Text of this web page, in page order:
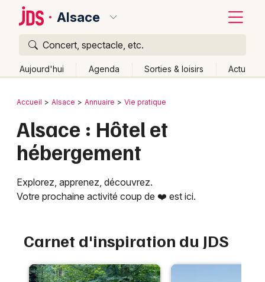
Alsace
Concert, spectacle, etc.
Aujourd'hui Agenda Sorties & loisirs Actu
Publier un événement
Grands événements
Activité & Expérience
Foires & salons
Bordeaux
Colmar
Lyon
Mulhouse
Montpellier
Retour
Accueil Alsace Annuaire Vie pratique
Alsace : Hôtel et
hébergement
Explorez, apprenez, découvrez.
Votre prochaine activité coup de ❤️ est ici.
Carnet d'inspiration du JDS
Quoi ?
Où ?
Quand ?
Aujourd'hui
Demain Ce week-end